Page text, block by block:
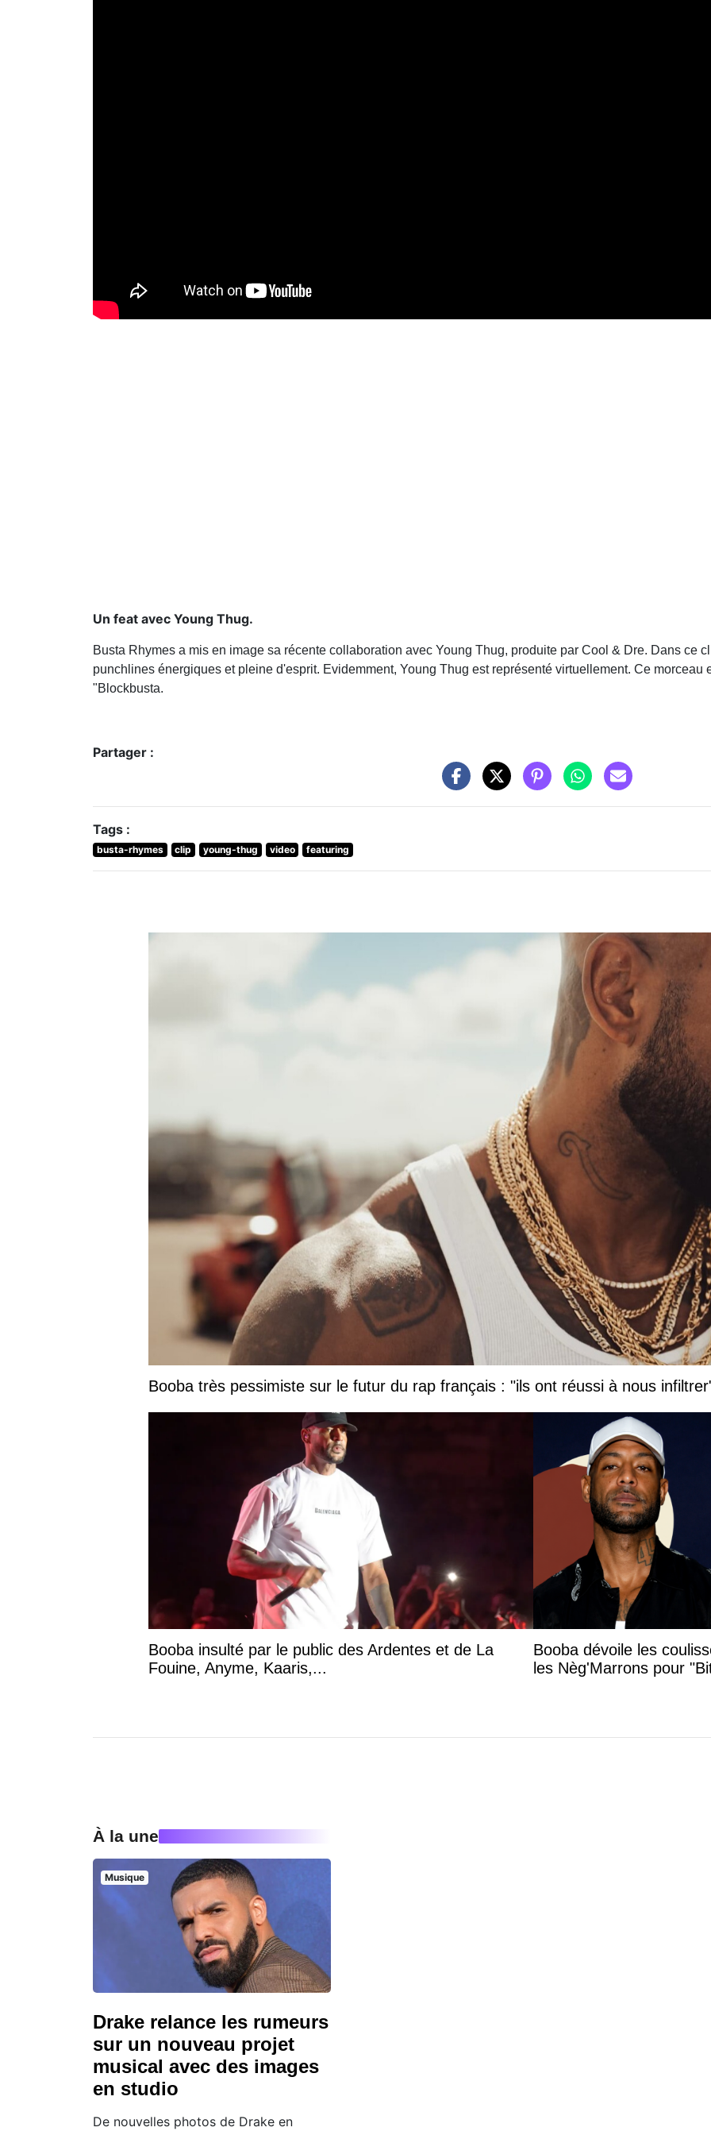
Un feat avec Young Thug.
Busta Rhymes a mis en image sa récente collaboration avec Young Thug, produite par Cool & Dre. Dans ce
punchlines énergiques et pleine d'esprit. Evidemment, Young Thug est représenté virtuellement. Ce morceau
"Blockbusta.
Partager :
Tags :
busta-rhymes clip young-thug video featuring
Booba très pessimiste sur le futur du rap français : "ils ont réussi à nous
Booba insulté par le public des Ardentes et de La
Fouine, Anyme, Kaaris,...
Booba dévoile les
les Nèg'Marrons pour
À la une
Musique
Drake relance les rumeurs
sur un nouveau projet
musical avec des images
en studio
De nouvelles photos de Drake en